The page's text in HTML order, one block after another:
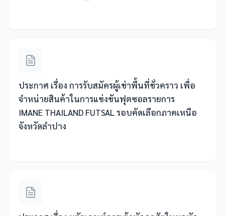
ประกาศ เรื่อง การรับสมัครผู้เช่าพื้นที่ชั่วคราว เพื่อ
จำหน่ายสินค้าในการแข่งขันฟุตซอลรายการ
IMANE THAILAND FUTSAL รอบคัดเลือกภาคเหนือ
จังหวัดลำปาง